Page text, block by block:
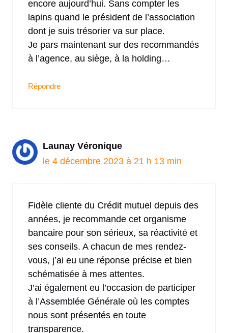
encore aujourd’hui. Sans compter les
lapins quand le président de l’association
dont je suis trésorier va sur place.
Je pars maintenant sur des recommandés
à l’agence, au siège, à la holding…
Répondre
Launay Véronique
le 4 décembre 2023 à 21 h 13 min
Fidèle cliente du Crédit mutuel depuis des
années, je recommande cet organisme
bancaire pour son sérieux, sa réactivité et
ses conseils. A chacun de mes rendez-
vous, j’ai eu une réponse précise et bien
schématisée à mes attentes.
J’ai également eu l’occasion de participer
à l’Assemblée Générale où les comptes
nous sont présentés en toute
transparence.